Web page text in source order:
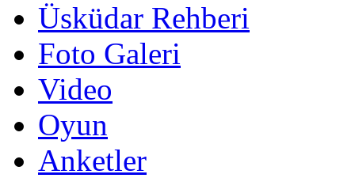
Üsküdar Rehberi
Foto Galeri
Video
Oyun
Anketler